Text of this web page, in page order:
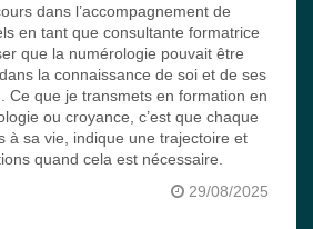
dans l’accompagnement de
en tant que consultante formatrice
que la numérologie pouvait être
la connaissance de soi et de ses
Ce que je transmets en formation en
ou croyance, c’est que chaque
à sa vie, indique une trajectoire et
quand cela est nécessaire.
29/08/2025